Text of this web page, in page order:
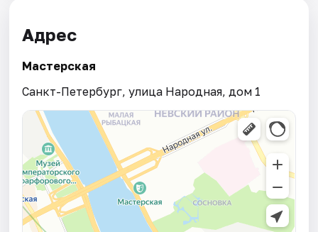
Адрес
Мастерская
Санкт-Петербург, улица Народная, дом 1